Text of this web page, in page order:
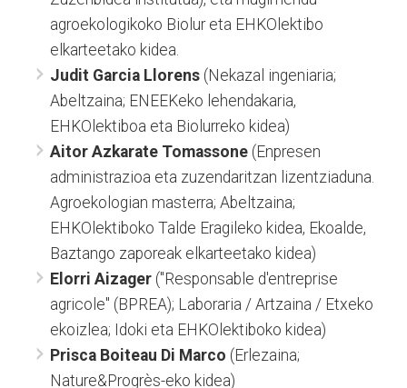
agroekologikoko Biolur eta EHKOlektibo
elkarteetako kidea.
Judit Garcia Llorens (Nekazal ingeniaria;
Abeltzaina; ENEEKeko lehendakaria,
EHKOlektiboa eta Biolurreko kidea)
Aitor Azkarate Tomassone (Enpresen
administrazioa eta zuzendaritzan lizentziaduna.
Agroekologian masterra; Abeltzaina;
EHKOlektiboko Talde Eragileko kidea, Ekoalde,
Baztango zaporeak elkarteetako kidea)
Elorri Aizager ("Responsable d'entreprise
agricole" (BPREA); Laboraria / Artzaina / Etxeko
ekoizlea; Idoki eta EHKOlektiboko kidea)
Prisca Boiteau Di Marco (Erlezaina;
Nature&Progrès-eko kidea)